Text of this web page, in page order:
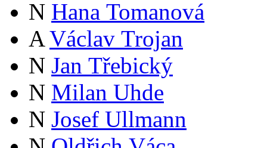
N Hana Tomanová
A Václav Trojan
N Jan Třebický
N Milan Uhde
N Josef Ullmann